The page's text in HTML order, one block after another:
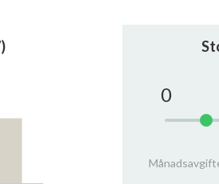
0